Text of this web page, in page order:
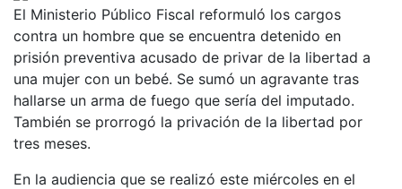
El Ministerio Público Fiscal reformuló los cargos
contra un hombre que se encuentra detenido en
prisión preventiva acusado de privar de la libertad a
una mujer con un bebé. Se sumó un agravante tras
hallarse un arma de fuego que sería del imputado.
También se prorrogó la privación de la libertad por
tres meses.
En la audiencia que se realizó este miércoles en el